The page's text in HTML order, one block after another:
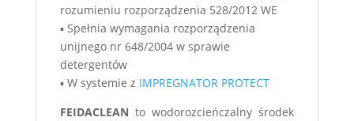
rozumieniu rozporządzenia 528/2012 WE
▪ Spełnia wymagania rozporządzenia
unijnego nr 648/2004 w sprawie
detergentów
▪ W systemie z IMPREGNATOR PROTECT
FEIDACLEAN to wodorozcieńczalny środek